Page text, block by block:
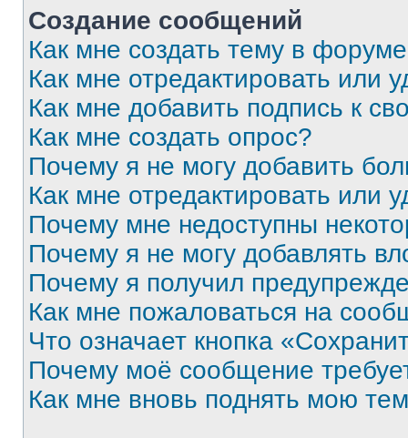
Создание сообщений
Как мне создать тему в
Как мне отредактировать или
Как мне добавить подпись к
Как мне создать опрос?
Почему я не могу добавить
Как мне отредактировать или
Почему мне недоступны
Почему я не могу добавлять
Почему я получил
Как мне пожаловаться на
Что означает кнопка
Почему моё сообщение
Как мне вновь поднять мою